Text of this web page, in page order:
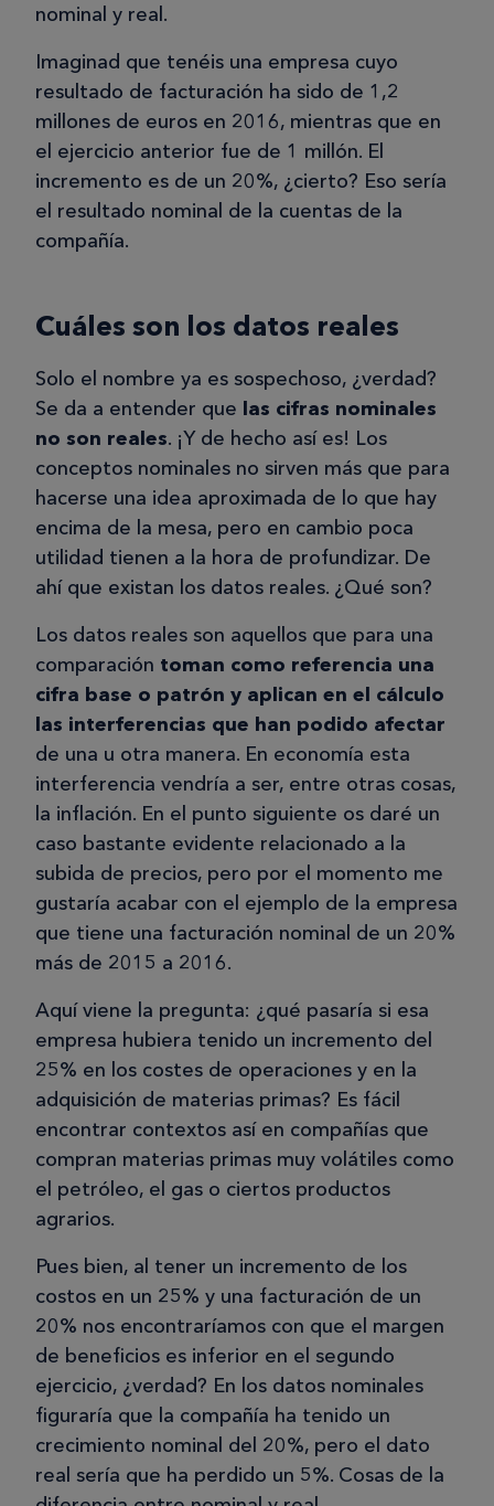
nominal y real.
Imaginad que tenéis una empresa cuyo
resultado de facturación ha sido de 1,2
millones de euros en 2016, mientras que en
el ejercicio anterior fue de 1 millón. El
incremento es de un 20%, ¿cierto? Eso sería
el resultado nominal de la cuentas de la
compañía.
Cuáles son los datos reales
Solo el nombre ya es sospechoso, ¿verdad?
Se da a entender que las cifras nominales
no son reales. ¡Y de hecho así es! Los
conceptos nominales no sirven más que para
hacerse una idea aproximada de lo que hay
encima de la mesa, pero en cambio poca
utilidad tienen a la hora de profundizar. De
ahí que existan los datos reales. ¿Qué son?
Los datos reales son aquellos que para una
comparación toman como referencia una
cifra base o patrón y aplican en el cálculo
las interferencias que han podido afectar
de una u otra manera. En economía esta
interferencia vendría a ser, entre otras cosas,
la inflación. En el punto siguiente os daré un
caso bastante evidente relacionado a la
subida de precios, pero por el momento me
gustaría acabar con el ejemplo de la empresa
que tiene una facturación nominal de un 20%
más de 2015 a 2016.
Aquí viene la pregunta: ¿qué pasaría si esa
empresa hubiera tenido un incremento del
25% en los costes de operaciones y en la
adquisición de materias primas? Es fácil
encontrar contextos así en compañías que
compran materias primas muy volátiles como
el petróleo, el gas o ciertos productos
agrarios.
Pues bien, al tener un incremento de los
costos en un 25% y una facturación de un
20% nos encontraríamos con que el margen
de beneficios es inferior en el segundo
ejercicio, ¿verdad? En los datos nominales
figuraría que la compañía ha tenido un
crecimiento nominal del 20%, pero el dato
real sería que ha perdido un 5%. Cosas de la